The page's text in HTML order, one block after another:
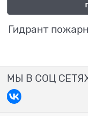
Гидрант
МЫ В СОЦ